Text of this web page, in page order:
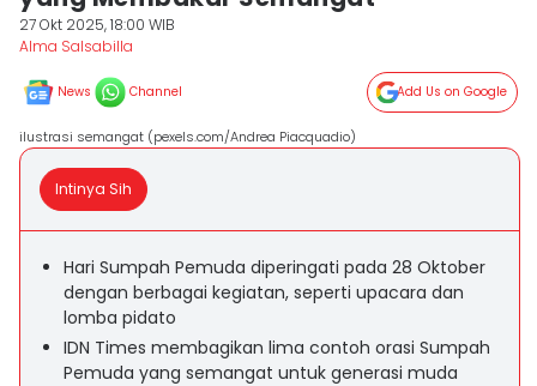
27 Okt 2025, 18:00 WIB
Alma Salsabilla
News Channel Add Us on Google
ilustrasi semangat (pexels.com/Andrea Piacquadio)
Intinya Sih
Hari Sumpah Pemuda diperingati pada 28 Oktober
dengan berbagai kegiatan, seperti upacara dan
lomba pidato
IDN Times membagikan lima contoh orasi Sumpah
Pemuda yang semangat untuk generasi muda